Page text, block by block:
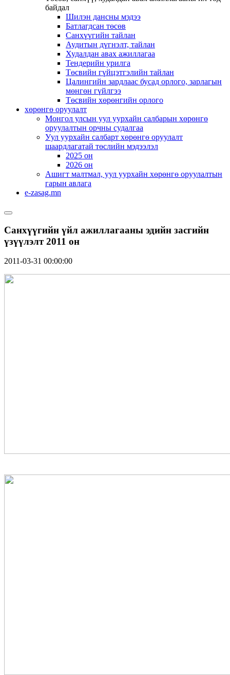
байдал
Шилэн дансны мэдээ
Батлагдсан төсөв
Санхүүгийн тайлан
Аудитын дүгнэлт, тайлан
Худалдан авах ажиллагаа
Тендерийн урилга
Төсвийн гүйцэтгэлийн тайлан
Цалингийн зардлаас бусад орлого, зарлагын
мөнгөн гүйлгээ
Төсвийн хөрөнгийн орлого
хөрөнгө оруулалт
Монгол улсын уул уурхайн салбарын хөрөнгө
оруулалтын орчны судалгаа
Уул уурхайн салбарт хөрөнгө оруулалт
шаардлагатай төслийн мэдээлэл
2025 он
2026 он
Ашигт малтмал, уул уурхайн хөрөнгө оруулалтын
гарын авлага
e-zasag.mn
Санхүүгийн үйл ажиллагааны эдийн засгийн
үзүүлэлт 2011 он
2011-03-31 00:00:00